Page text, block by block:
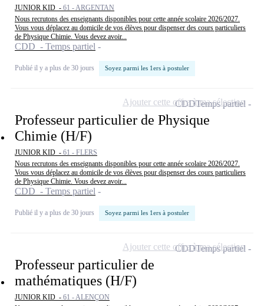
JUNIOR KID - 61 - ARGENTAN
Nous recrutons des enseignants disponibles pour cette année scolaire 2026/2027.
Vous vous déplacez au domicile de vos élèves pour dispenser des cours particuliers
de Physique Chimie. Vous devez avoir...
CDD - Temps partiel
Publié il y a plus de 30 jours Soyez parmi les 1ers à postuler
Professeur particulier de Physique
Chimie (H/F)
JUNIOR KID - 61 - FLERS
Nous recrutons des enseignants disponibles pour cette année scolaire 2026/2027.
Vous vous déplacez au domicile de vos élèves pour dispenser des cours particuliers
de Physique Chimie. Vous devez avoir...
CDD - Temps partiel
Publié il y a plus de 30 jours Soyez parmi les 1ers à postuler
CDDTemps partiel
Ajouter cette offre à ma sélection
Professeur particulier de
mathématiques (H/F)
JUNIOR KID - 61 - ALENÇON
CDDTemps partiel
Ajouter cette offre à ma sélection